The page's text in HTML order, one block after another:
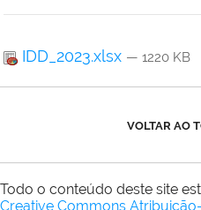
IDD_2023.xlsx — 1220 KB
VOLTAR AO
Todo o conteúdo deste site
Creative Commons